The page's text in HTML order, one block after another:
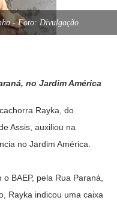
- Foto: Divulgação
no Jardim América
Rayka, do
Assis, auxiliou na
no Jardim América.
BAEP, pela Rua Paraná,
Rayka indicou uma caixa